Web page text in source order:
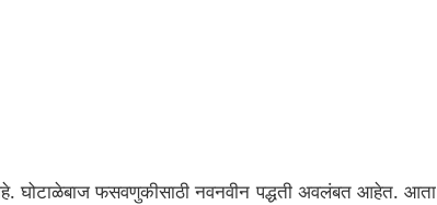
आहे. घोटाळेबाज फसवणुकीसाठी नवनवीन पद्धती अवलंबत आहेत. आता